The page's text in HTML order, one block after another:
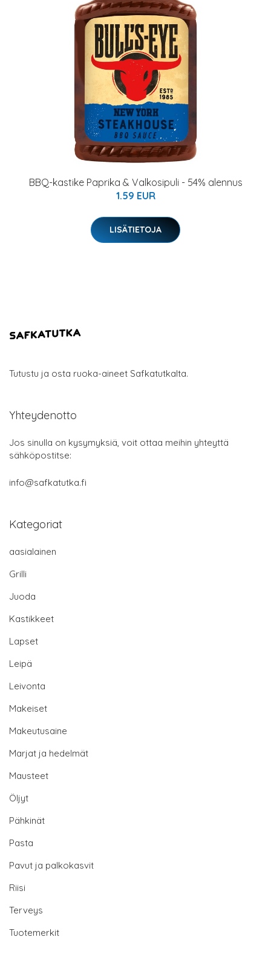
BBQ-kastike Paprika & Valkosipuli - 54% alennus
1.59 EUR
LISÄTIETOJA
Tutustu ja osta ruoka-aineet Safkatutkalta.
Yhteydenotto
Jos sinulla on kysymyksiä, voit ottaa meihin yhteyttä
sähköpostitse:
info@safkatutka.fi
Kategoriat
aasialainen
Grilli
Juoda
Kastikkeet
Lapset
Leipä
Leivonta
Makeiset
Makeutusaine
Marjat ja hedelmät
Mausteet
Öljyt
Pähkinät
Pasta
Pavut ja palkokasvit
Riisi
Terveys
Tuotemerkit